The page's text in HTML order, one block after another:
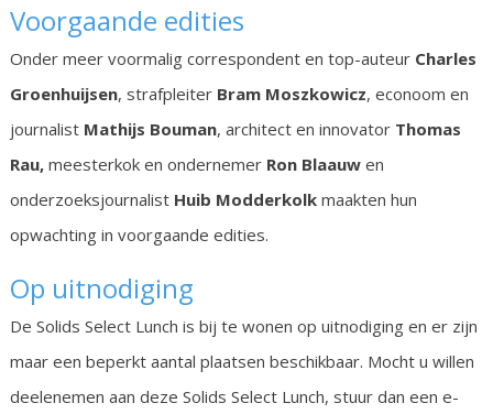
Voorgaande edities
Onder meer voormalig correspondent en top-auteur Charles
Groenhuijsen, strafpleiter Bram Moszkowicz, econoom en
journalist Mathijs Bouman, architect en innovator Thomas
Rau,meesterkok en ondernemer Ron Blaauw en
onderzoeksjournalist Huib Modderkolk maakten hun
opwachting in voorgaande edities.
Op uitnodiging
De Solids Select Lunch is bij te wonen op uitnodiging en er zijn
maar een beperkt aantal plaatsen beschikbaar. Mocht u willen
deelenemen aan deze Solids Select Lunch, stuur dan een e-